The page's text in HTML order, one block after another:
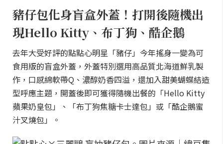
豬仔包化身盲盒外蓋！打開後隨機出
現Hello Kitty、布丁狗、酷企鵝
去年大受好評的點點心明星「豬仔」今年搖身一變為可
食用版的盲盒外蓋，外蓋特別選用高品質北海道鮮乳製
作，口感綿軟帶Q、濃醇奶香四溢，還加入甜美蝴蝶結造
型呼應主題，開蓋後即可獲得隨機出餐的「Hello Kitty
蘋果奶皇包」、「布丁狗焦糖卡士達包」或「酷企鵝蜜
汁叉燒包」。